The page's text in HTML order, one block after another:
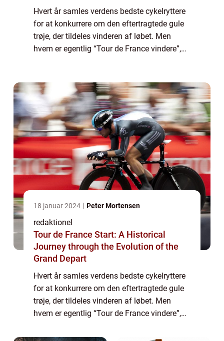
Hvert år samles verdens bedste cykelryttere
for at konkurrere om den eftertragtede gule
trøje, der tildeles vinderen af løbet. Men
hvem er egentlig “Tour de France vindere”,
18 januar 2024 Peter Mortensen
redaktionel
Tour de France Start: A Historical
Journey through the Evolution of the
Grand Depart
Hvert år samles verdens bedste cykelryttere
for at konkurrere om den eftertragtede gule
trøje, der tildeles vinderen af løbet. Men
hvem er egentlig “Tour de France vindere”,
artikel tager vi et n...